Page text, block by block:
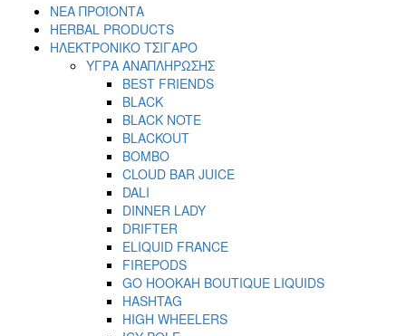
ΝΕΑ ΠΡΟΪΟΝΤΑ
HERBAL PRODUCTS
ΗΛΕΚΤΡΟΝΙΚΟ ΤΣΙΓΑΡΟ
ΥΓΡΑ ΑΝΑΠΛΗΡΩΣΗΣ
BEST FRIENDS
BLACK
BLACK NOTE
BLACKOUT
BOMBO
CLOUD BAR JUICE
DALI
DINNER LADY
DRIFTER
ELIQUID FRANCE
FIREPODS
GO HOOKAH BOUTIQUE LIQUIDS
HASHTAG
HIGH WHEELERS